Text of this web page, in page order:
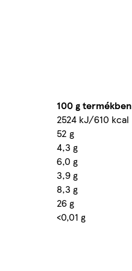
100 g termékben
2524 kJ/610 kcal
52 g
4,3 g
6,0 g
3,9 g
8,3 g
26 g
<0,01 g